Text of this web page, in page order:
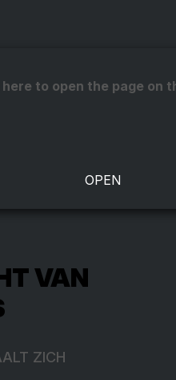
here to open the page on
VAN
ZICH